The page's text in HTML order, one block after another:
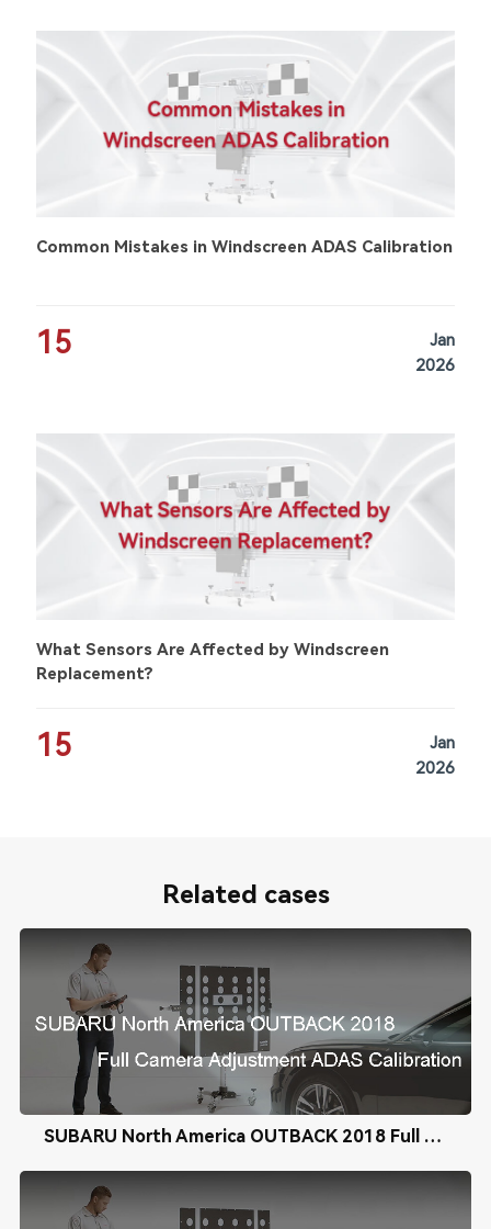
Common Mistakes in Windscreen ADAS Calibration
15
Jan
2026
What Sensors Are Affected by Windscreen
Replacement?
15
Jan
2026
Related cases
SUBARU North America OUTBACK 2018 Full Camera Adjustment ADAS Calibration